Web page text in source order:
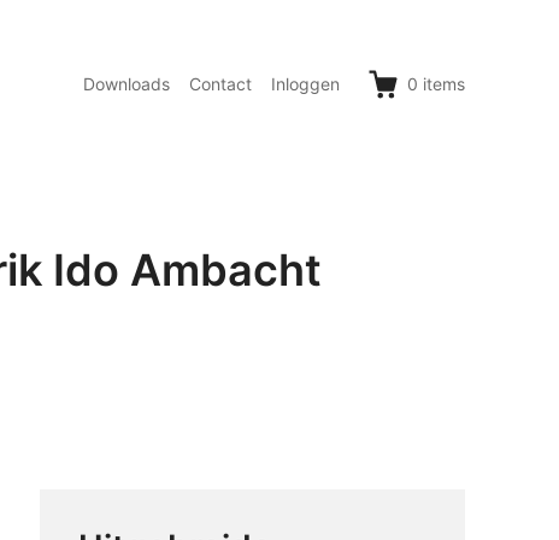
Downloads Contact Inloggen 0 items
Ido Ambacht